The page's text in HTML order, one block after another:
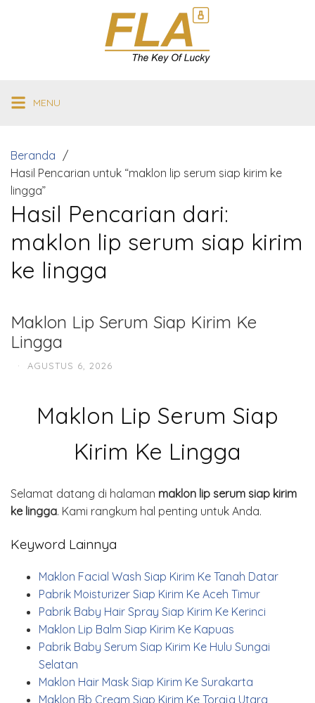
MENU
Beranda
Hasil Pencarian untuk “maklon lip serum siap kirim ke
lingga”
Hasil Pencarian dari:
maklon lip serum siap kirim
ke lingga
Maklon Lip Serum Siap Kirim Ke
Lingga
· AGUSTUS 6, 2026
Maklon Lip Serum Siap
Kirim Ke Lingga
Selamat datang di halaman maklon lip serum siap kirim
ke lingga. Kami rangkum hal penting untuk Anda.
Keyword Lainnya
Maklon Facial Wash Siap Kirim Ke Tanah Datar
Pabrik Moisturizer Siap Kirim Ke Aceh Timur
Pabrik Baby Hair Spray Siap Kirim Ke Kerinci
Maklon Lip Balm Siap Kirim Ke Kapuas
Pabrik Baby Serum Siap Kirim Ke Hulu Sungai
Selatan
Maklon Hair Mask Siap Kirim Ke Surakarta
Maklon Bb Cream Siap Kirim Ke Toraja Utara